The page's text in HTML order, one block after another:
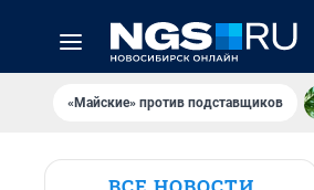
«Майские» против подставщиков